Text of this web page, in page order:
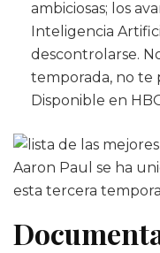
ambiciosas; los
Inteligencia
descontrolarse.
temporada, no te
Disponible en
Aaron Paul se ha
esta tercera